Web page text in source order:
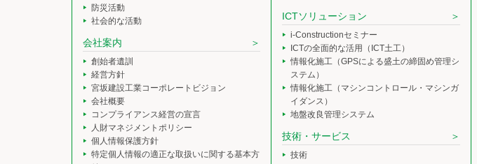
防災活動
社会的な活動
会社案内
創始者遺訓
経営方針
宮坂建設工業コーポレートビジョン
会社概要
コンプライアンス経営の宣言
人財マネジメントポリシー
個人情報保護方針
特定個人情報の適正な取扱いに関する基本方
ICTソリューション
i-Constructionセミナー
ICTの全面的な活用（ICT土工）
情報化施工（GPSによる盛土の締固め管理シ
ステム）
情報化施工（マシンコントロール・マシンガ
イダンス）
地盤改良管理システム
技術・サービス
技術